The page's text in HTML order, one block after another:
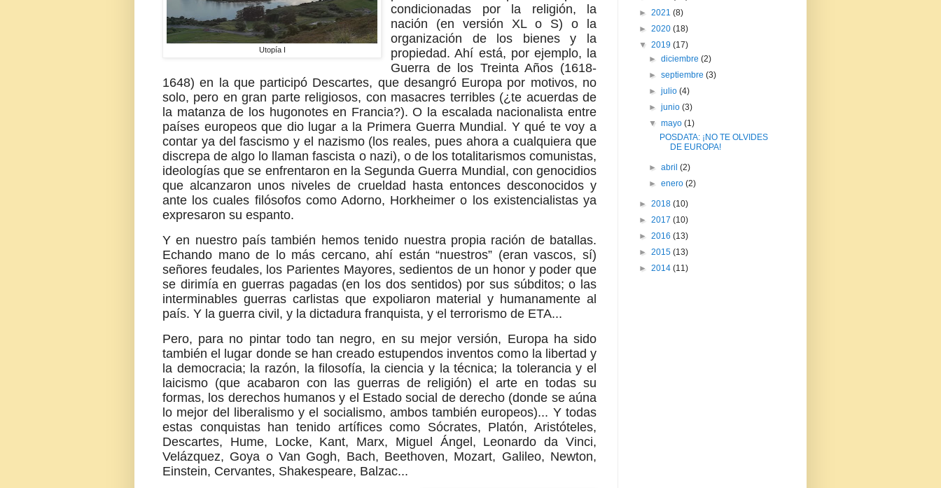
Utopía I
condicionadas por la religión, la
nación (en versión XL o S) o la
organización de los bienes y la
propiedad. Ahí está, por ejemplo, la
Guerra de los Treinta Años (1618-
1648) en la que participó Descartes, que desangró Europa por motivos, no
solo, pero en gran parte religiosos, con masacres terribles (¿te acuerdas de
la matanza de los hugonotes en Francia?). O la escalada nacionalista entre
países europeos que dio lugar a la Primera Guerra Mundial. Y qué te voy a
contar ya del fascismo y el nazismo (los reales, pues ahora a cualquiera que
discrepa de algo lo llaman fascista o nazi), o de los totalitarismos comunistas,
ideologías que se enfrentaron en la Segunda Guerra Mundial, con genocidios
que alcanzaron unos niveles de crueldad hasta entonces desconocidos y
ante los cuales filósofos como Adorno, Horkheimer o los existencialistas ya
expresaron su espanto.
Y en nuestro país también hemos tenido nuestra propia ración de batallas.
Echando mano de lo más cercano, ahí están “nuestros” (eran vascos, sí)
señores feudales, los Parientes Mayores, sedientos de un honor y poder que
se dirimía en guerras pagadas (en los dos sentidos) por sus súbditos; o las
interminables guerras carlistas que expoliaron material y humanamente al
país. Y la guerra civil, y la dictadura franquista, y el terrorismo de ETA...
Pero, para no pintar todo tan negro, en su mejor versión, Europa ha sido
también el lugar donde se han creado estupendos inventos como la libertad y
la democracia; la razón, la filosofía, la ciencia y la técnica; la tolerancia y el
laicismo (que acabaron con las guerras de religión) el arte en todas su
formas, los derechos humanos y el Estado social de derecho (donde se aúna
lo mejor del liberalismo y el socialismo, ambos también europeos)... Y todas
estas conquistas han tenido artífices como Sócrates, Platón, Aristóteles,
Descartes, Hume, Locke, Kant, Marx, Miguel Ángel, Leonardo da Vinci,
Velázquez, Goya o Van Gogh, Bach, Beethoven, Mozart, Galileo, Newton,
Einstein, Cervantes, Shakespeare, Balzac...
► 2021 (8)
► 2020 (18)
▼ 2019 (17)
►diciembre(2)
►septiembre(3)
►julio(4)
►junio(3)
▼mayo(1)
POSDATA: ¡NO TE OLVIDES
DE EUROPA!
►abril(2)
►enero(2)
► 2018 (10)
► 2017 (10)
► 2016 (13)
► 2015 (13)
► 2014 (11)